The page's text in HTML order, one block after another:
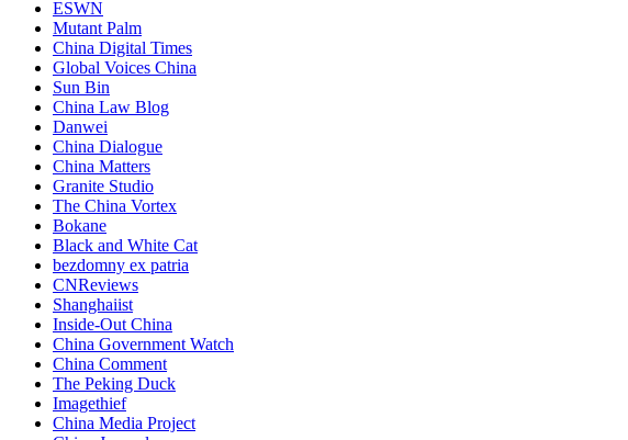
ESWN
Mutant Palm
China Digital Times
Global Voices China
Sun Bin
China Law Blog
Danwei
China Dialogue
China Matters
Granite Studio
The China Vortex
Bokane
Black and White Cat
bezdomny ex patria
CNReviews
Shanghaiist
Inside-Out China
China Government Watch
China Comment
The Peking Duck
Imagethief
China Media Project